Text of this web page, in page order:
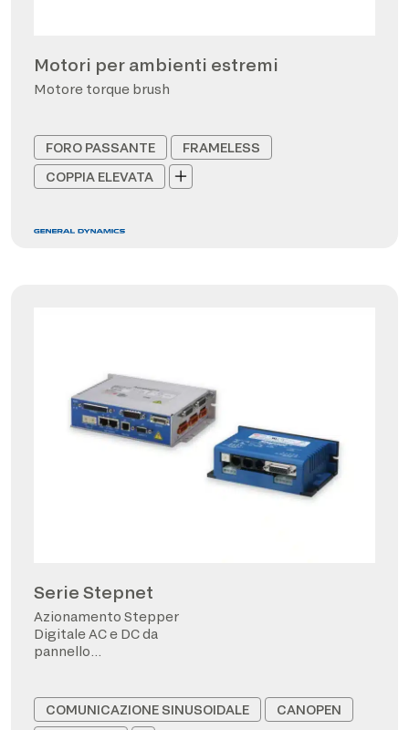
Motori per ambienti estremi
Motore torque brush
FORO PASSANTE
FRAMELESS
COPPIA ELEVATA
Serie Stepnet
Azionamento Stepper
Digitale AC e DC da
pannello
COMUNICAZIONE SINUSOIDALE
CANOPEN